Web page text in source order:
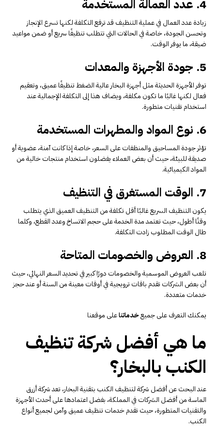
4. عدد العمالة المستخدمة
زيادة عدد العمال في عملية التنظيف قد ترفع التكلفة لكنها تسرع الإنجاز
وتحسن الجودة، خاصة في الحالات التي تتطلب تنظيفًا سريع أو ضمن مواعيد
ضيقة، ما يوفر الوقت.
5. جودة الأجهزة والمعدات
توفر الأجهزة الحديثة مثل أجهزة البخار عالية الضغط تنظيفًا عميق، وتعقيم
فعال لكنها غالبًا ما تكون مكلفة، ويضاف هذا إلى التكلفة الإجمالية عند
استخدام تقنيات متطورة.
6. نوع المواد والمطهرات المستخدمة
تؤثر جودة المساحيق والمنظفات على السعر، خاصة إذا كانت آمنة، عضوية أو
صديقة للبيئة، حيث أن بعض العملاء يفضلون استخدام منتجات خالية من
المواد الكيميائية.
7. الوقت المستغرق في التنظيف
يكون التنظيف السريع غالبًا أقل تكلفة من التنظيف العميق الذي يتطلب
وقتًا أطول، حيث تعتمد مدة الخدمة على حجم الاتساخ وعدد القطع، وكلما
طال الوقت المطلوب زادت التكلفة.
8. العروض والخصومات المتاحة
تلعب العروض الموسمية والخصومات دورًا كبير في تحديد السعر النهائي، حيث
أن بعض الشركات تقدم باقات ترويجية في أوقات معينة من السنة أو عند حجز
خدمات متعددة.
يمكنك التعرف على جميعخدماتناعلى موقعنا
ما هي أفضل شركة تنظيف
الكنب بالبخار؟
عند البحث عن أفضل شركة لتنظيف الكنب بتقنية البخار، تعد شركة أزرق
الماسة من أفضل الشركات في المملكة، بفضل اعتمادها على أحدث الأجهزة
والتقنيات المتطورة، حيث تقدم خدمات تنظيف عميق وآمن لجميع أنواع
الكنب.